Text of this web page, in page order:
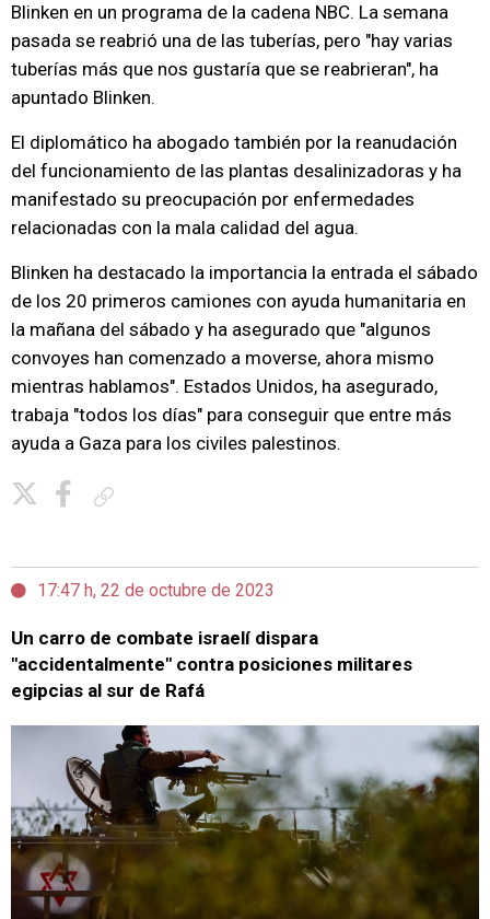
Blinken en un programa de la cadena NBC. La semana
pasada se reabrió una de las tuberías, pero "hay varias
tuberías más que nos gustaría que se reabrieran", ha
apuntado Blinken.
El diplomático ha abogado también por la reanudación
del funcionamiento de las plantas desalinizadoras y ha
manifestado su preocupación por enfermedades
relacionadas con la mala calidad del agua.
Blinken ha destacado la importancia la entrada el sábado
de los 20 primeros camiones con ayuda humanitaria en
la mañana del sábado y ha asegurado que "algunos
convoyes han comenzado a moverse, ahora mismo
mientras hablamos". Estados Unidos, ha asegurado,
trabaja "todos los días" para conseguir que entre más
ayuda a Gaza para los civiles palestinos.
17:47 h, 22 de octubre de 2023
Un carro de combate israelí dispara
"accidentalmente" contra posiciones militares
egipcias al sur de Rafá